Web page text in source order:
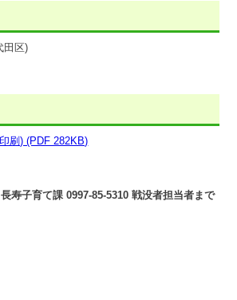
田区)
刷) (PDF 282KB)
寿子育て課 0997-85-5310 戦没者担当者まで